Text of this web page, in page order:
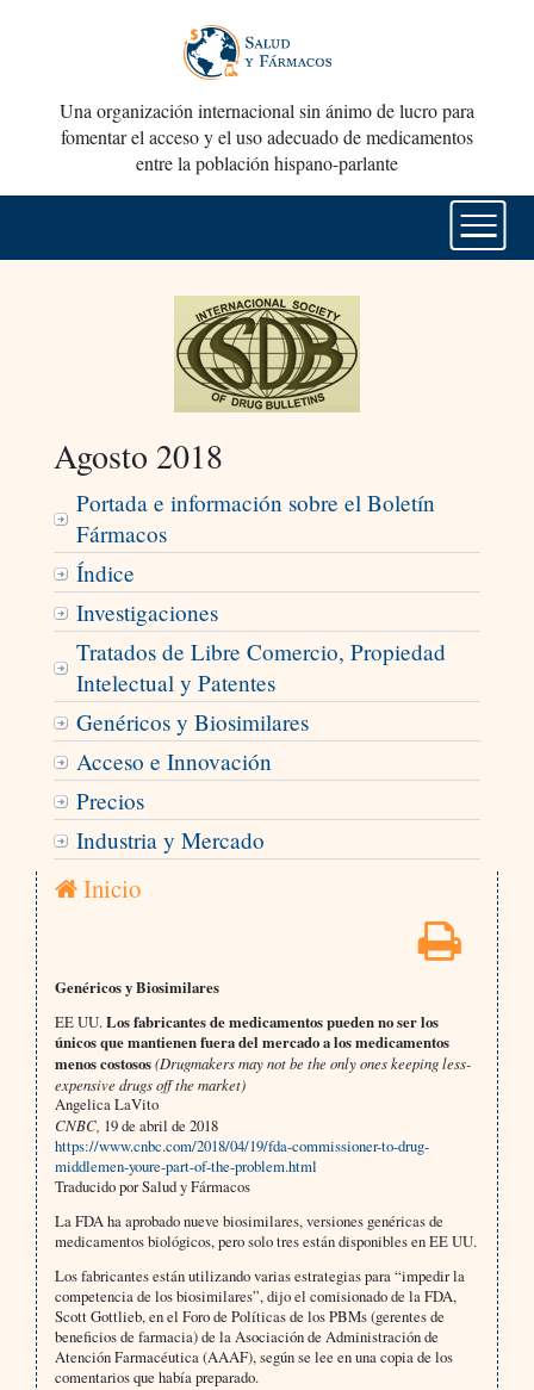
Una organización internacional sin ánimo de lucro para
fomentar el acceso y el uso adecuado de medicamentos
entre la población hispano-parlante
Agosto 2018
Portada e información sobre el Boletín
Fármacos
Índice
Investigaciones
Tratados de Libre Comercio, Propiedad
Intelectual y Patentes
Genéricos y Biosimilares
Acceso e Innovación
Precios
Industria y Mercado
Inicio
Genéricos y Biosimilares
EE UU.Los fabricantes de medicamentos pueden no ser los
únicos que mantienen fuera del mercado a los medicamentos
menos costosos(Drugmakers may not be the only ones keeping less-
expensive drugs off the market)
Angelica LaVito
CNBC, 19 de abril de 2018
https://www.cnbc.com/2018/04/19/fda-commissioner-to-drug-
middlemen-youre-part-of-the-problem.html
Traducido por Salud y Fármacos
La FDA ha aprobado nueve biosimilares, versiones genéricas de
medicamentos biológicos, pero solo tres están disponibles en EE UU.
Los fabricantes están utilizando varias estrategias para “impedir la
competencia de los biosimilares”, dijo el comisionado de la FDA,
Scott Gottlieb, en el Foro de Políticas de los PBMs (gerentes de
beneficios de farmacia) de la Asociación de Administración de
Atención Farmacéutica (AAAF), según se lee en una copia de los
comentarios que había preparado.